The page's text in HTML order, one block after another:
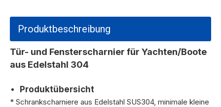
Produktbeschreibung
Tür- und Fensterscharnier für Yachten/Boote
aus Edelstahl 304
Produktübersicht
* Schrankscharniere aus Edelstahl SUS304, minimale kleine